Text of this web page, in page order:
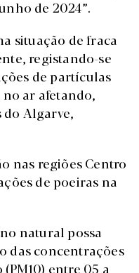
de 2024”.
situação de fraca
registando-se
de partículas
ar afetando,
do Algarve,
nas regiões Centro
de poeiras na
natural possa
das concentrações
entre 05 a